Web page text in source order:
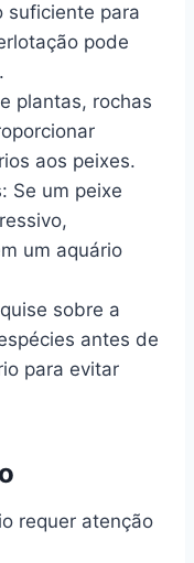
suficiente para
pode
plantas, rochas
aos peixes.
Se um peixe
um aquário
sobre a
antes de
para evitar
requer atenção